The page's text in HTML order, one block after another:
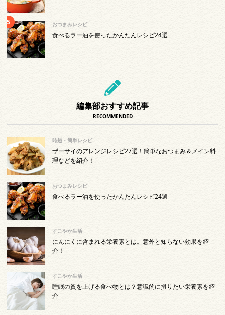
おつまみレシピ
食べるラー油を使ったかんたんレシピ24選
編集部おすすめ記事
RECOMMENDED
時短・簡単レシピ
ザーサイのアレンジレシピ27選！簡単なおつまみ＆メイン料
理などを紹介！
おつまみレシピ
食べるラー油を使ったかんたんレシピ24選
すこやか生活
にんにくに含まれる栄養素とは。意外と知らない効果を紹
介！
すこやか生活
睡眠の質を上げる食べ物とは？意識的に摂りたい栄養素を紹
介